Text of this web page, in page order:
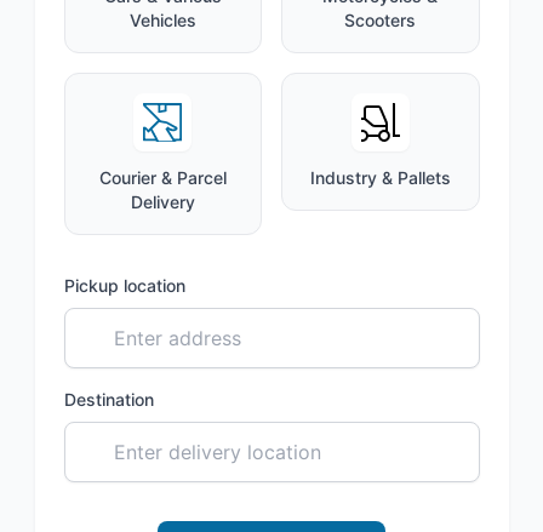
Vehicles
Scooters
Courier & Parcel
Delivery
Industry & Pallets
Pickup location
Destination